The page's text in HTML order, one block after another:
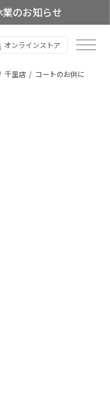
業のお知らせ
スーツ
オンラインストア
千里店 コートのお供に